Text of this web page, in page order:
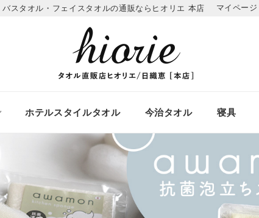
バスタオル・フェイスタオルの通販ならヒオリエ 本店 マイページ
ホテルスタイルタオル 今治タオル 寝具